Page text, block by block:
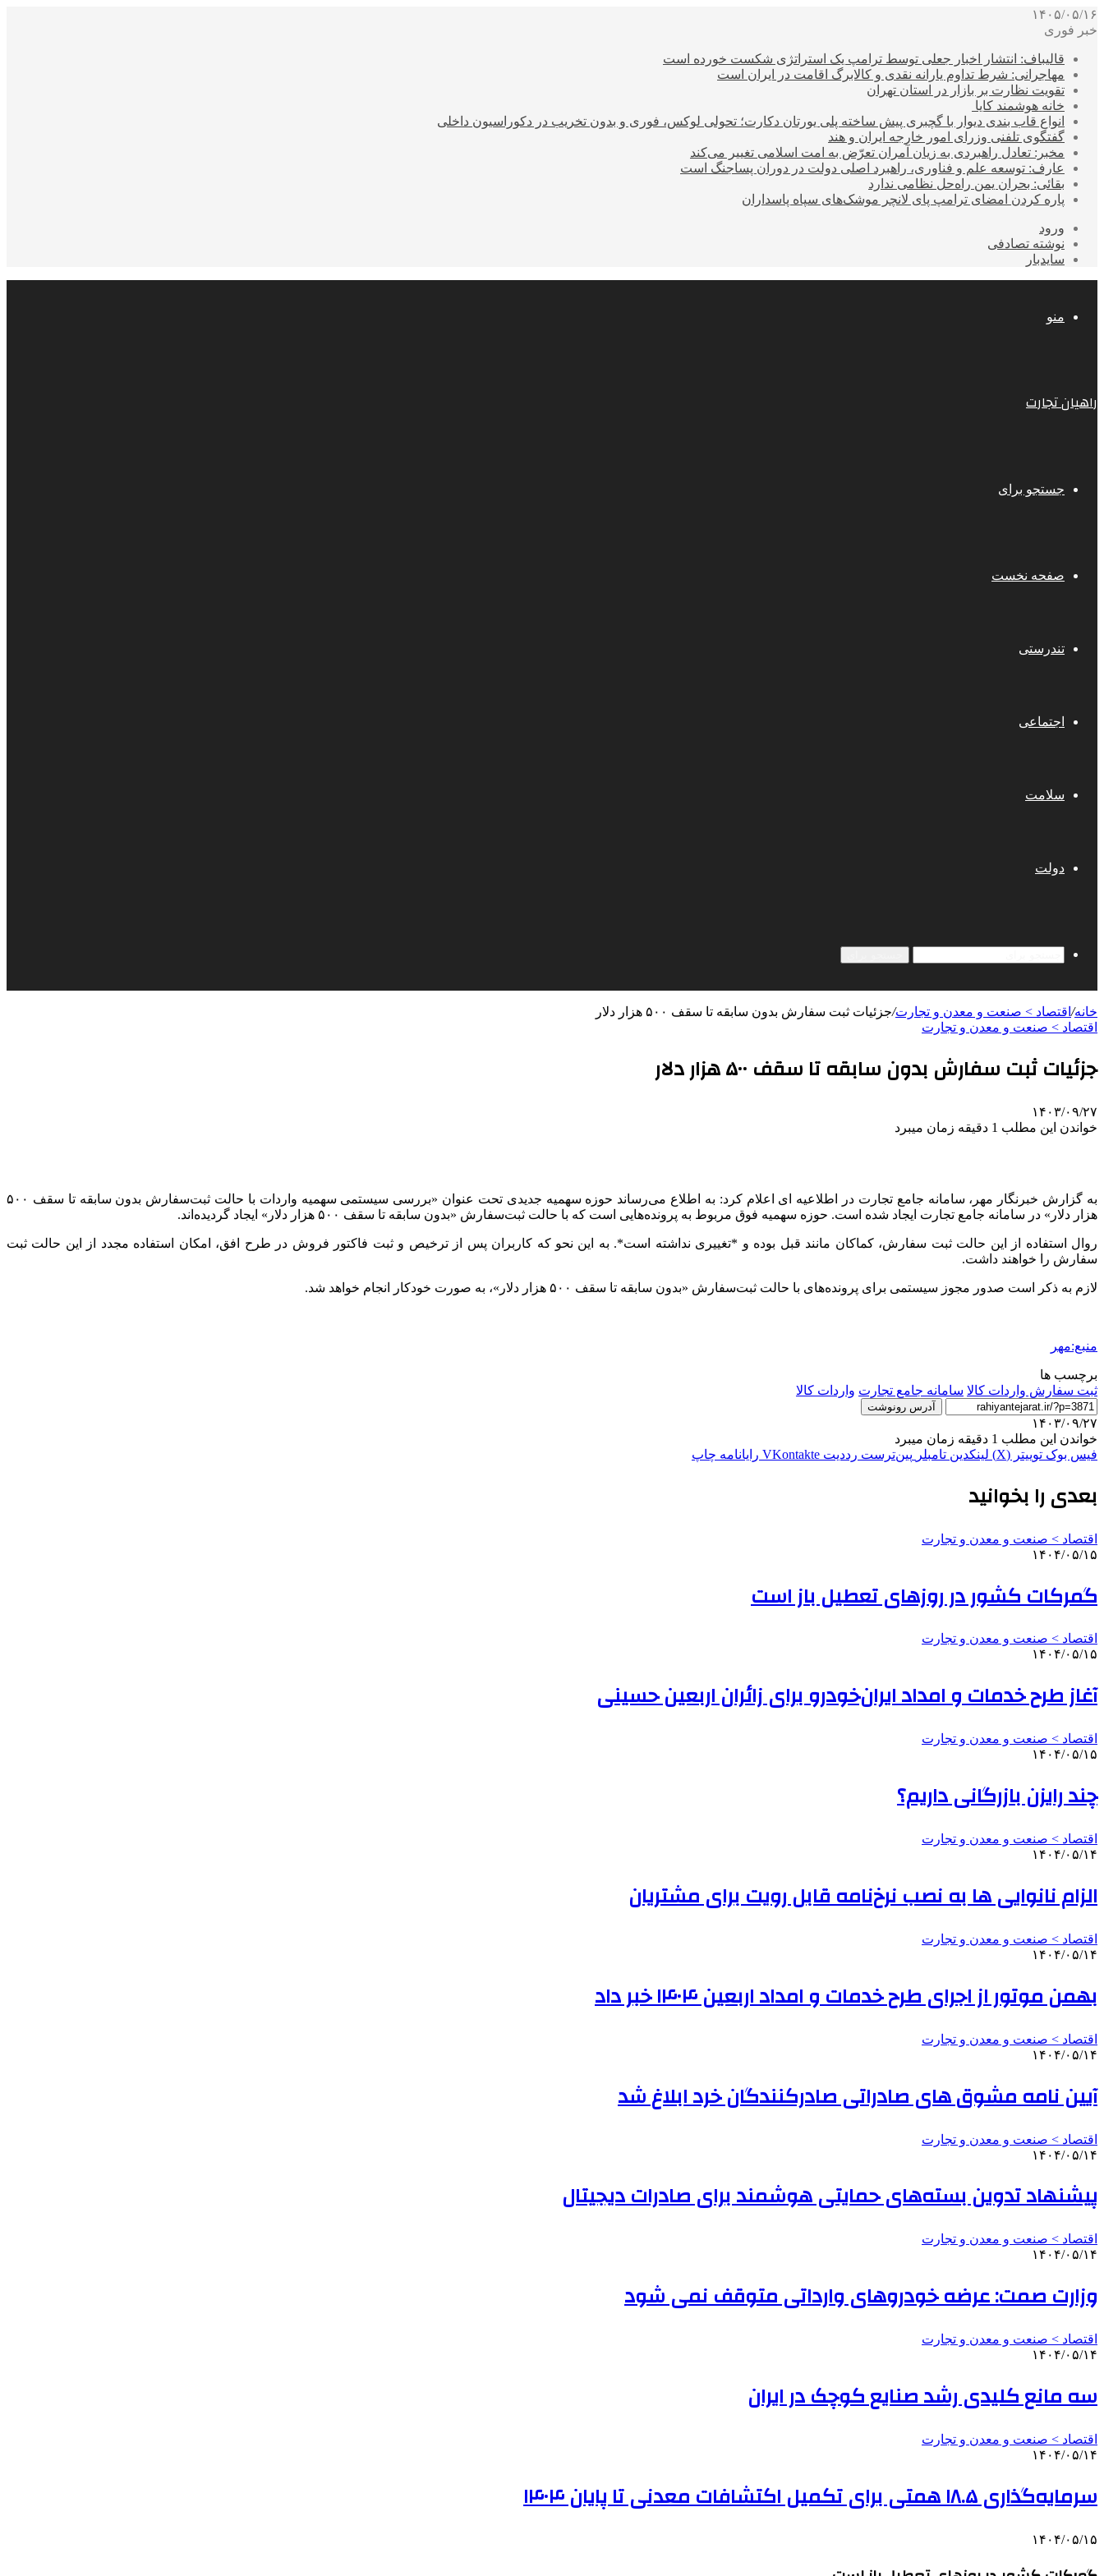
۱۴۰۵/۰۵/۱۶
خبر فوری
قالیباف: انتشار اخبار جعلی توسط ترامپ یک استراتژی شکست خورده است
مهاجرانی: شرط تداوم یارانه نقدی و کالابرگ اقامت در ایران است
تقویت نظارت بر بازار در استان تهران
خانه هوشمند کایا
انواع قاب بندی دیوار با گچبری پیش ساخته پلی یورتان دکارت؛ تحولی لوکس، فوری و بدون تخریب در دکوراسیون داخلی
گفتگوی تلفنی وزرای امور خارجه ایران و هند
مخبر: تعادل راهبردی به زیان آمران تعرّض به امت اسلامی تغییر می‌کند
عارف: توسعه علم و فناوری، راهبرد اصلی دولت در دوران پساجنگ است
بقائی: بحران یمن راه‌حل نظامی ندارد
پاره کردن امضای ترامپ پای لانچر موشک‌های سپاه پاسداران
ورود
نوشته تصادفی
سایدبار
منو
راهیان تجارت
جستجو برای
صفحه نخست
تندرستی
اجتماعی
سلامت
دولت
خانه/ اقتصاد > صنعت و معدن و تجارت/جزئیات ثبت سفارش بدون سابقه تا سقف ۵۰۰ هزار دلار
اقتصاد > صنعت و معدن و تجارت
جزئیات ثبت سفارش بدون سابقه تا سقف ۵۰۰ هزار دلار
۱۴۰۳/۰۹/۲۷
خواندن این مطلب 1 دقیقه زمان میبرد
به گزارش خبرنگار مهر، سامانه جامع تجارت در اطلاعیه ای
اعلام کرد: به اطلاع می‌رساند حوزه سهمیه جدیدی تحت عنوان «بررسی سیستمی سهمیه واردات با حالت ثبت‌سفارش بدون سابقه تا سقف ۵۰۰
هزار دلار» در سامانه جامع تجارت ایجاد شده است. حوزه سهمیه فوق مربوط به پرونده‌هایی است که با حالت ثبت‌سفارش «بدون سابقه تا سقف ۵۰۰ هزار دلار» ایجاد گردیده‌اند.
روال استفاده از این حالت ثبت سفارش، کماکان مانند قبل بوده و *تغییری نداشته است*. به این نحو که کاربران پس از ترخیص و ثبت فاکتور فروش در طرح افق، امکان استفاده مجدد از این حالت ثبت
سفارش را خواهند داشت.
لازم به ذکر است صدور مجوز سیستمی برای پرونده‌های با حالت ثبت‌سفارش «بدون سابقه تا سقف ۵۰۰ هزار دلار»، به صورت خودکار انجام خواهد شد.
منبع:مهر
برچسب ها
ثبت سفارش واردات کالا سامانه جامع تجارت واردات کالا
آدرس رونوشت
۱۴۰۳/۰۹/۲۷
خواندن این مطلب 1 دقیقه زمان میبرد
فیس بوک توییتر (X) لینکدین ‫تامبلر ‫پین‌ترست ‫رددیت ‫VKontakte رایانامه چاپ
بعدی را بخوانید
اقتصاد > صنعت و معدن و تجارت
۱۴۰۴/۰۵/۱۵
گمرکات کشور در روزهای تعطیل باز است
اقتصاد > صنعت و معدن و تجارت
۱۴۰۴/۰۵/۱۵
آغاز طرح خدمات و امداد ایران‌خودرو برای زائران اربعین حسینی
اقتصاد > صنعت و معدن و تجارت
۱۴۰۴/۰۵/۱۵
چند رایزن بازرگانی داریم؟
اقتصاد > صنعت و معدن و تجارت
۱۴۰۴/۰۵/۱۴
الزام نانوایی ها به نصب نرخ‌نامه قابل رویت برای مشتریان
اقتصاد > صنعت و معدن و تجارت
۱۴۰۴/۰۵/۱۴
بهمن موتور از اجرای طرح خدمات و امداد اربعین ۱۴۰۴ خبر داد
اقتصاد > صنعت و معدن و تجارت
۱۴۰۴/۰۵/۱۴
آیین نامه مشوق های صادراتی صادرکنندگان خرد ابلاغ شد
اقتصاد > صنعت و معدن و تجارت
۱۴۰۴/۰۵/۱۴
پیشنهاد تدوین بسته‌های حمایتی هوشمند برای صادرات دیجیتال
اقتصاد > صنعت و معدن و تجارت
۱۴۰۴/۰۵/۱۴
وزارت صمت: عرضه خودروهای وارداتی متوقف نمی شود
اقتصاد > صنعت و معدن و تجارت
۱۴۰۴/۰۵/۱۴
سه مانع کلیدی رشد صنایع کوچک در ایران
اقتصاد > صنعت و معدن و تجارت
۱۴۰۴/۰۵/۱۴
سرمایه‌گذاری ۱۸.۵ همتی برای تکمیل اکتشافات معدنی تا پایان ۱۴۰۴
۱۴۰۴/۰۵/۱۵